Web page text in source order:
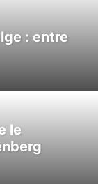
: entre
le